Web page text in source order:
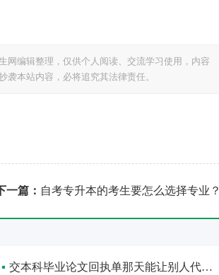
网编辑整理，仅供个人阅读、交流学习使用，内容
袭本站内容，必将追究其法律责任。
一篇： 自考专升本的考生要怎么选择专业？
交本科毕业论文回执单那天能让别人代办吗